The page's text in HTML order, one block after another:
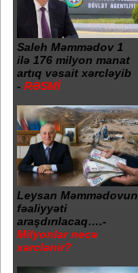
Saleh Məmmədov 1
ilə 176 milyon manat
artıq vəsait xərcləyib
- RƏSMİ
Leysan Məmmədovun
fəaliyyəti
araşdırılacaq….-
Milyonlar necə
xərclənir?